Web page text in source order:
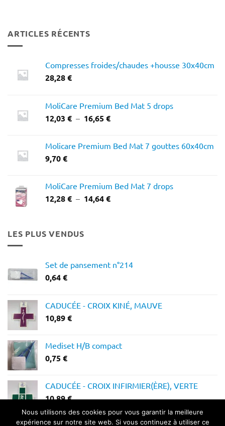
ARTICLES RÉCENTS
Compresses froides/chaudes +housse 30x40cm
28,28€
MoliCare Premium Bed Mat 5 drops
12,03 € – 16,65€Plage
12,03 €
Molicare Premium Bed Mat 7 gouttes 60x40cm
9,70€
MoliCare Premium Bed Mat 7 drops
12,28€ – 14,64€Plage
LES PLUS VENDUS
Set de pansement n°214
0,64€
CADUCÉE - CROIX KINÉ, MAUVE
10,89€
Mediset H/B compact
0,75€
CADUCÉE - CROIX INFIRMIER(ÈRE), VERTE
10,89€
Nous utilisons des cookies pour vous garantir la meilleure
expérience sur notre site web. Si vous continuez à utiliser ce